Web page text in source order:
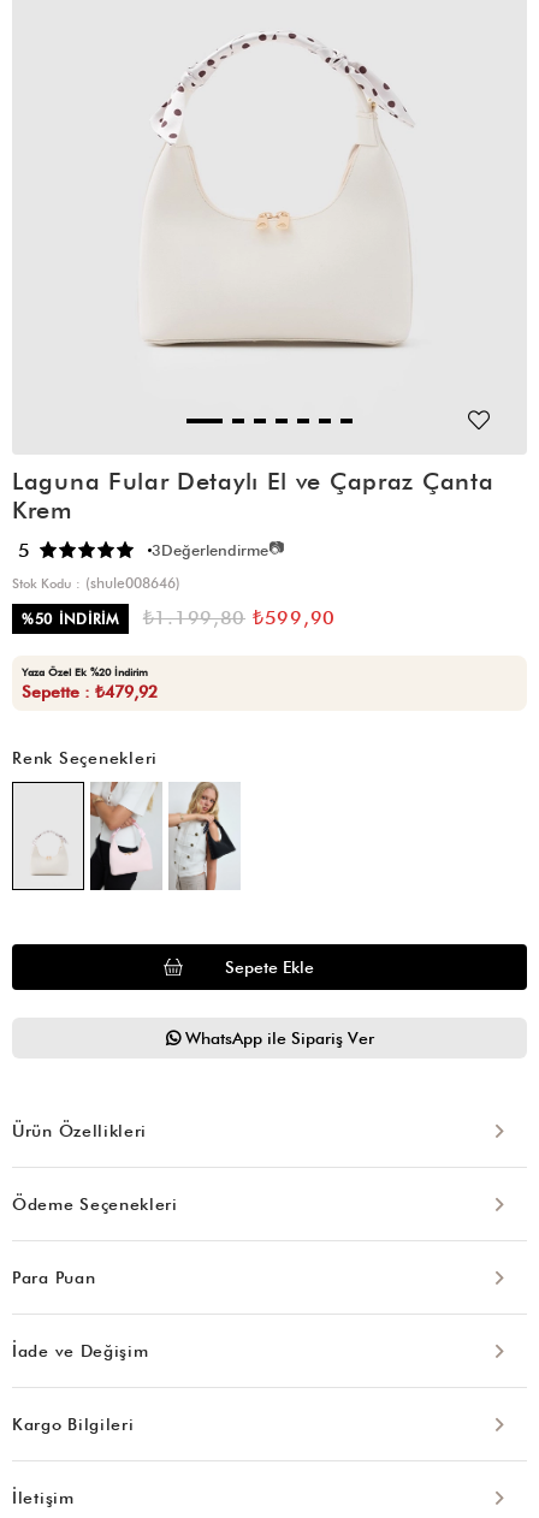
Laguna Fular Detaylı El ve Çapraz Çanta
Krem
5 3Değerlendirme📷
Stok Kodu
(shule008646)
%50 İNDIRIM ₺1.199,80 ₺599,90
Yaza Özel Ek %20 İndirim
Sepette : ₺479,92
Renk Seçenekleri
WhatsApp ile Sipariş Ver
Ürün Özellikleri
Ödeme Seçenekleri
Para Puan
İade ve Değişim
Kargo Bilgileri
İletişim